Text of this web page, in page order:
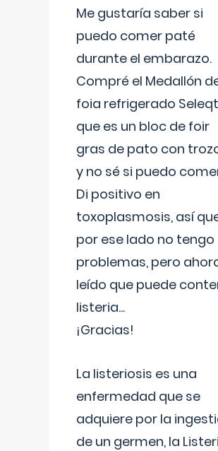
Me gustaría saber si
puedo comer paté
durante el embarazo.
Compré el Medallón
foia refrigerado
que es un bloc de foir
gras de pato con
y no sé si puedo
Di positivo en
toxoplasmosis, así
por ese lado no tengo
problemas, pero
leído que puede
listeria...
¡Gracias!
La listeriosis es una
enfermedad que se
adquiere por la
de un germen, la